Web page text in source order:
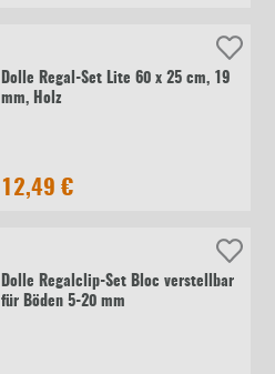
Dolle Regal-Set Lite 60 x 25 cm, 19
mm, Holz
12,49 €
Dolle Regalclip-Set Bloc verstellbar
für Böden 5-20 mm